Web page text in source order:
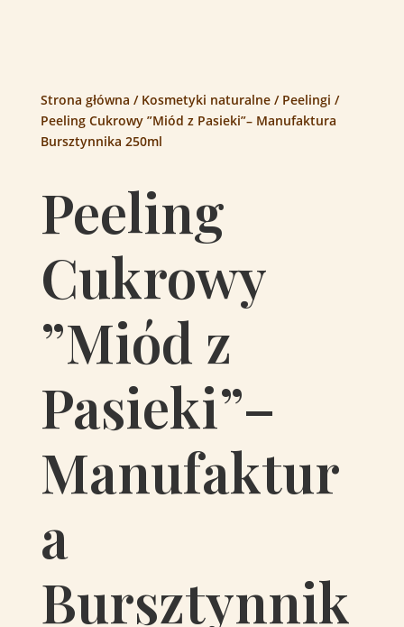
Strona główna / Kosmetyki naturalne/ Peelingi /
Peeling Cukrowy ”Miód z Pasieki”– Manufaktura
Bursztynnika 250ml
Peeling
Cukrowy
”Miód z
Pasieki”–
Manufaktur
a
Bursztynnik